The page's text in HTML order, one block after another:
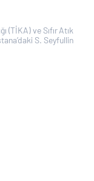
(TİKA) ve Sıfır Atık
S. Seyfullin